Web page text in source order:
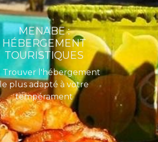
MENABE :
HÉBERGEMENT
TOURISTIQUES
Trouver l'hébergement
plus adapté à votre
tempérament